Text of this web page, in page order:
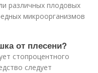
различных плодовых
микроорганизмов
от плесени?
стопроцентного
следует